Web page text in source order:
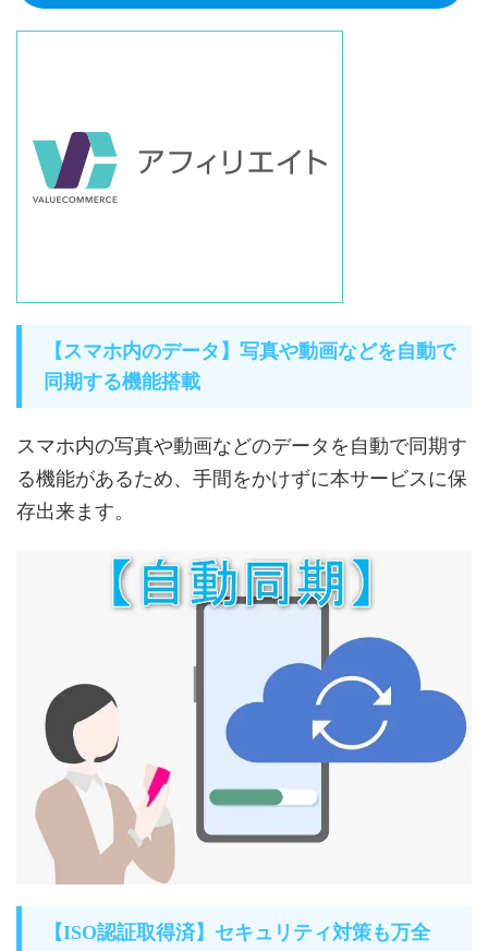
【スマホ内のデータ】写真や動画などを自動で
同期する機能搭載
スマホ内の写真や動画などのデータを自動で同期す
る機能があるため、手間をかけずに本サービスに保
存出来ます。
【ISO認証取得済】セキュリティ対策も万全